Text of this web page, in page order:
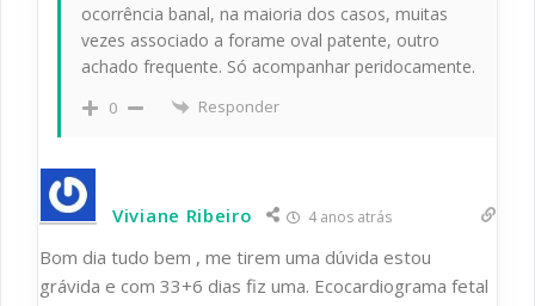
ocorrência banal, na maioria dos casos, muitas
vezes associado a forame oval patente, outro
achado frequente. Só acompanhar peridocamente.
0 Responder
Viviane Ribeiro 4 anos atrás
Bom dia tudo bem , me tirem uma dúvida estou
grávida e com 33+6 dias fiz uma. Ecocardiograma fetal